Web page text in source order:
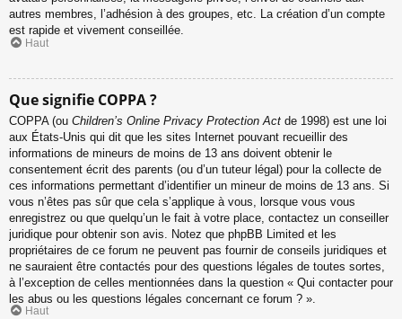
autres membres, l’adhésion à des groupes, etc. La création d’un compte
est rapide et vivement conseillée.
Haut
Que signifie COPPA ?
COPPA (ou Children’s Online Privacy Protection Act de 1998) est une loi
aux États-Unis qui dit que les sites Internet pouvant recueillir des
informations de mineurs de moins de 13 ans doivent obtenir le
consentement écrit des parents (ou d’un tuteur légal) pour la collecte de
ces informations permettant d’identifier un mineur de moins de 13 ans. Si
vous n’êtes pas sûr que cela s’applique à vous, lorsque vous vous
enregistrez ou que quelqu’un le fait à votre place, contactez un conseiller
juridique pour obtenir son avis. Notez que phpBB Limited et les
propriétaires de ce forum ne peuvent pas fournir de conseils juridiques et
ne sauraient être contactés pour des questions légales de toutes sortes,
à l’exception de celles mentionnées dans la question « Qui contacter pour
les abus ou les questions légales concernant ce forum ? ».
Haut